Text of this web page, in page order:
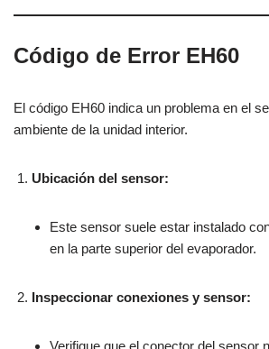
Código de Error EH60
El código EH60 indica un problema en el
ambiente de la unidad interior.
Ubicación del sensor:
Este sensor suele estar instalado
en la parte superior del evaporador.
Inspeccionar conexiones y sensor:
Verifique que el conector del sensor